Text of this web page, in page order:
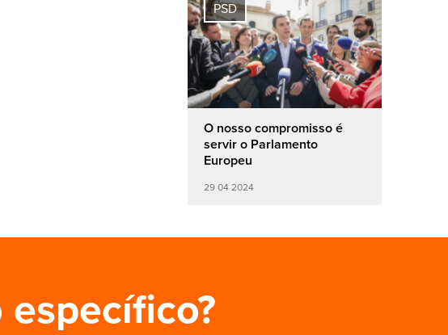
PSD
O nosso compromisso é
servir o Parlamento
Europeu
29 04 2024